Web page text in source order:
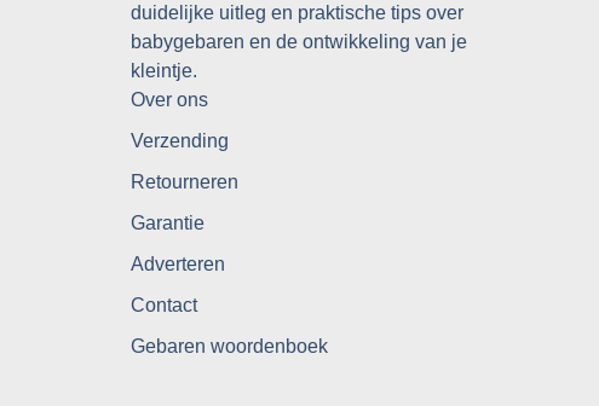
duidelijke uitleg en praktische tips over
babygebaren en de ontwikkeling van je
kleintje.
Over ons
Verzending
Retourneren
Garantie
Adverteren
Contact
Gebaren woordenboek